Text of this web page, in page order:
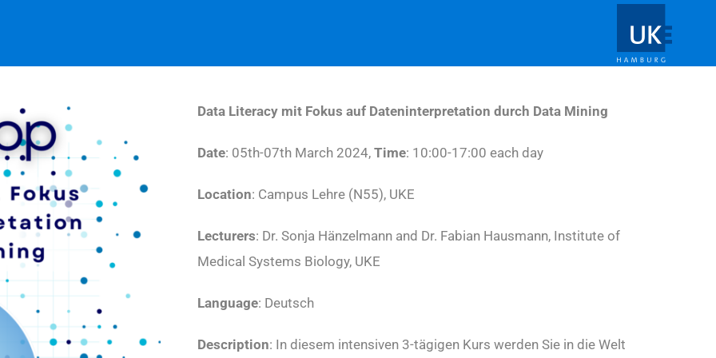
Data Literacy mit Fokus auf Dateninterpretation durch Data Mining
Date: 05th-07th March 2024,Time: 10:00-17:00 each day
Location: Campus Lehre (N55), UKE
Lecturers: Dr. Sonja Hänzelmann and Dr. Fabian Hausmann, Institute of
Medical Systems Biology, UKE
Language: Deutsch
Description: In diesem intensiven 3-tägigen Kurs werden Sie in die Welt